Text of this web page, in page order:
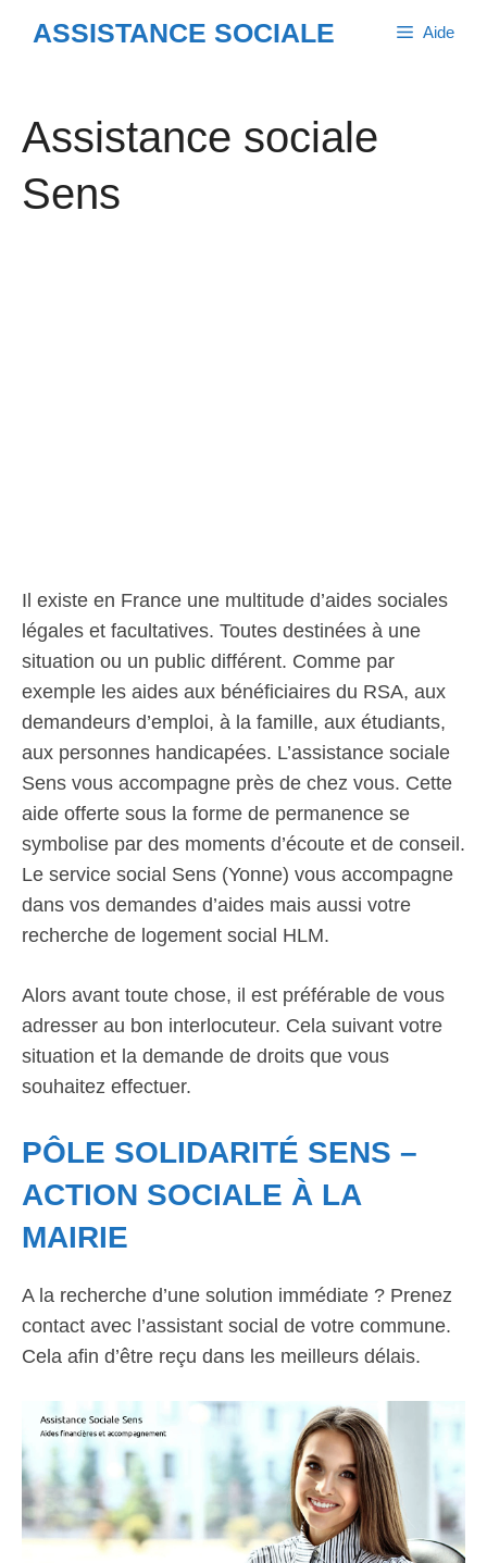
ASSISTANCE SOCIALE Aide
Assistance sociale
Sens
Il existe en France une multitude d’aides sociales
légales et facultatives. Toutes destinées à une
situation ou un public différent. Comme par
exemple les aides aux bénéficiaires du RSA, aux
demandeurs d’emploi, à la famille, aux étudiants,
aux personnes handicapées. L’assistance sociale
Sens vous accompagne près de chez vous. Cette
aide offerte sous la forme de permanence se
symbolise par des moments d’écoute et de conseil.
Le service social Sens (Yonne) vous accompagne
dans vos demandes d’aides mais aussi votre
recherche de logement social HLM.
Alors avant toute chose, il est préférable de vous
adresser au bon interlocuteur. Cela suivant votre
situation et la demande de droits que vous
souhaitez effectuer.
PÔLE SOLIDARITÉ SENS –
ACTION SOCIALE À LA
MAIRIE
A la recherche d’une solution immédiate ? Prenez
contact avec l’assistant social de votre commune.
Cela afin d’être reçu dans les meilleurs délais.